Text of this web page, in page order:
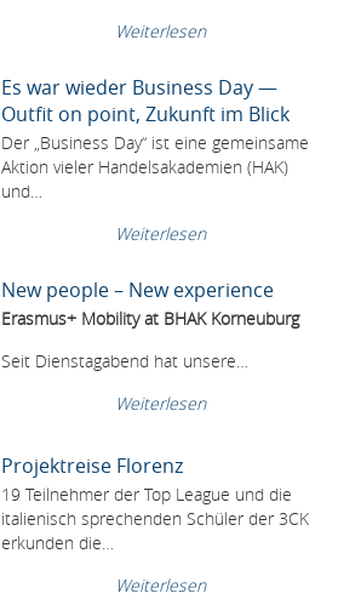
Weiterlesen
Es war wieder Business Day —
Outfit on point, Zukunft im Blick
Der „Business Day“ ist eine gemeinsame
Aktion vieler Handelsakademien (HAK)
und…
Weiterlesen
New people – New experience
Erasmus+ Mobility at BHAK Korneuburg
Seit Dienstagabend hat unsere…
Weiterlesen
Projektreise Florenz
19 Teilnehmer der Top League und die
italienisch sprechenden Schüler der 3CK
erkunden die…
Weiterlesen